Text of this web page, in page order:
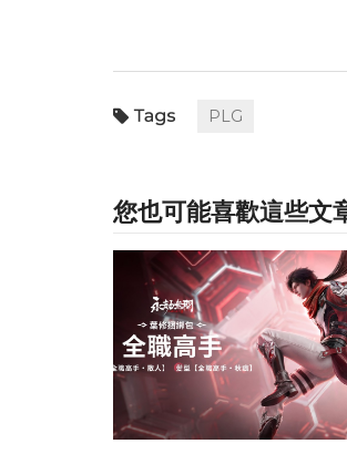
PLG
您也可能喜歡這些文